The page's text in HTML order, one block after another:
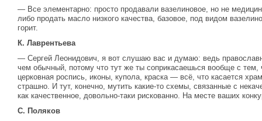
— Все элементарно: просто продавали вазелиновое, но не
либо продать масло низкого качества, базовое, под видом
горит.
К. Лаврентьева
— Сергей Леонидович, я вот слушаю вас и думаю: ведь
чем обычный, потому что тут же ты соприкасаешься вообще с тем,
церковная роспись, иконы, купола, краска — всё, что касается
страшно. И тут, конечно, мутить какие-то схемы, связанные с
как качественное, довольно-таки рискованно. На месте ваших
С. Поляков